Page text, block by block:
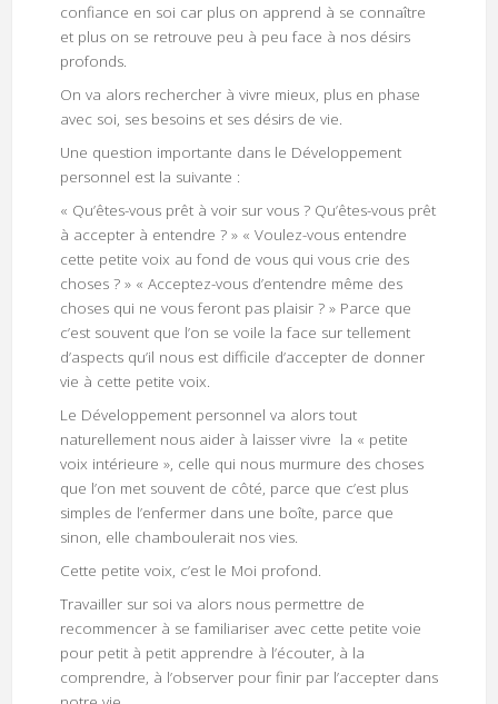
confiance en soi car plus on apprend à se connaître
et plus on se retrouve peu à peu face à nos désirs
profonds.
On va alors rechercher à vivre mieux, plus en phase
avec soi, ses besoins et ses désirs de vie.
Une question importante dans le Développement
personnel est la suivante :
« Qu’êtes-vous prêt à voir sur vous ? Qu’êtes-vous prêt
à accepter à entendre ? » « Voulez-vous entendre
cette petite voix au fond de vous qui vous crie des
choses ? » « Acceptez-vous d’entendre même des
choses qui ne vous feront pas plaisir ? » Parce que
c’est souvent que l’on se voile la face sur tellement
d’aspects qu’il nous est difficile d’accepter de donner
vie à cette petite voix.
Le Développement personnel va alors tout
naturellement nous aider à laisser vivre la « petite
voix intérieure », celle qui nous murmure des choses
que l’on met souvent de côté, parce que c’est plus
simples de l’enfermer dans une boîte, parce que
sinon, elle chamboulerait nos vies.
Cette petite voix, c’est le Moi profond.
Travailler sur soi va alors nous permettre de
recommencer à se familiariser avec cette petite voie
pour petit à petit apprendre à l’écouter, à la
comprendre, à l’observer pour finir par l’accepter dans